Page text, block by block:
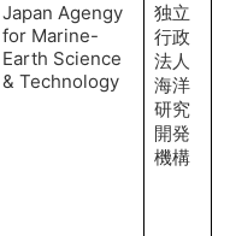
Japan Agengy
for Marine-
Earth Science
& Technology
独立
行政
法人
海洋
研究
開発
機構